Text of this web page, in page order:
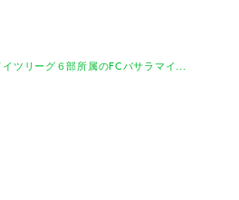
ツリーグ６部所属のFCバサラマイ...